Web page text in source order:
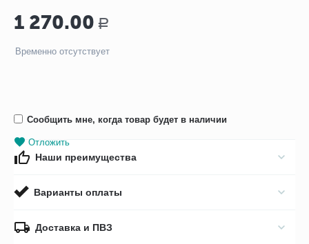
1 270.00 Р
Временно отсутствует
Сообщить мне, когда товар будет в наличии
Отложить
Наши преимущества
Варианты оплаты
Доставка и ПВЗ